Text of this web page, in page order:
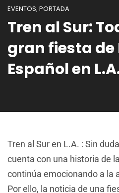
EVENTOS, PORTADA
Tren al Sur:
gran fiesta de
Español en
Tren al Sur en L.A. : Sin
cuenta con una historia de
continúa emocionando a la
Por ello, la noticia de una